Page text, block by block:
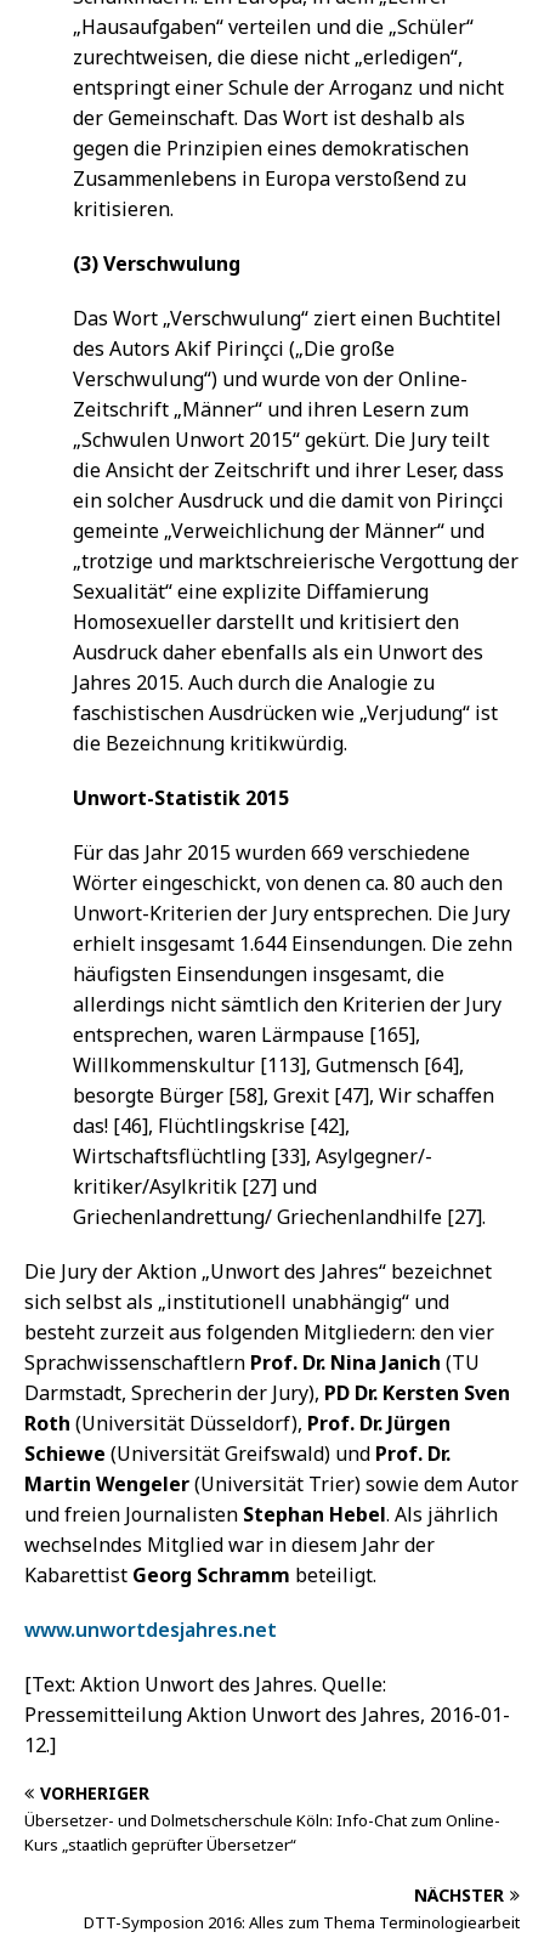
„Hausaufgaben“ verteilen und die „Schüler“
zurechtweisen, die diese nicht „erledigen“,
entspringt einer Schule der Arroganz und nicht
der Gemeinschaft. Das Wort ist deshalb als
gegen die Prinzipien eines demokratischen
Zusammenlebens in Europa verstoßend zu
kritisieren.
(3) Verschwulung
Das Wort „Verschwulung“ ziert einen Buchtitel
des Autors Akif Pirinçci („Die große
Verschwulung“) und wurde von der Online-
Zeitschrift „Männer“ und ihren Lesern zum
„Schwulen Unwort 2015“ gekürt. Die Jury teilt
die Ansicht der Zeitschrift und ihrer Leser, dass
ein solcher Ausdruck und die damit von Pirinçci
gemeinte „Verweichlichung der Männer“ und
„trotzige und marktschreierische Vergottung der
Sexualität“ eine explizite Diffamierung
Homosexueller darstellt und kritisiert den
Ausdruck daher ebenfalls als ein Unwort des
Jahres 2015. Auch durch die Analogie zu
faschistischen Ausdrücken wie „Verjudung“ ist
die Bezeichnung kritikwürdig.
Unwort-Statistik 2015
Für das Jahr 2015 wurden 669 verschiedene
Wörter eingeschickt, von denen ca. 80 auch den
Unwort-Kriterien der Jury entsprechen. Die Jury
erhielt insgesamt 1.644 Einsendungen. Die zehn
häufigsten Einsendungen insgesamt, die
allerdings nicht sämtlich den Kriterien der Jury
entsprechen, waren Lärmpause [165],
Willkommenskultur [113], Gutmensch [64],
besorgte Bürger [58], Grexit [47], Wir schaffen
das! [46], Flüchtlingskrise [42],
Wirtschaftsflüchtling [33], Asylgegner/-
kritiker/Asylkritik [27] und
Griechenlandrettung/ Griechenlandhilfe [27].
Die Jury der Aktion „Unwort des Jahres“ bezeichnet
sich selbst als „institutionell unabhängig“ und
besteht zurzeit aus folgenden Mitgliedern: den vier
Sprachwissenschaftlern Prof. Dr. Nina Janich (TU
Darmstadt, Sprecherin der Jury), PD Dr. Kersten Sven
Roth (Universität Düsseldorf), Prof. Dr. Jürgen
Schiewe (Universität Greifswald) und Prof. Dr.
Martin Wengeler(Universität Trier) sowie dem Autor
und freien Journalisten Stephan Hebel. Als jährlich
wechselndes Mitglied war in diesem Jahr der
Kabarettist Georg Schramm beteiligt.
www.unwortdesjahres.net
[Text: Aktion Unwort des Jahres. Quelle:
Pressemitteilung Aktion Unwort des Jahres, 2016-01-
12.]
VORHERIGER
Übersetzer- und Dolmetscherschule Köln: Info-Chat zum Online-
Kurs „staatlich geprüfter Übersetzer“
NÄCHSTER
DTT-Symposion 2016: Alles zum Thema Terminologiearbeit